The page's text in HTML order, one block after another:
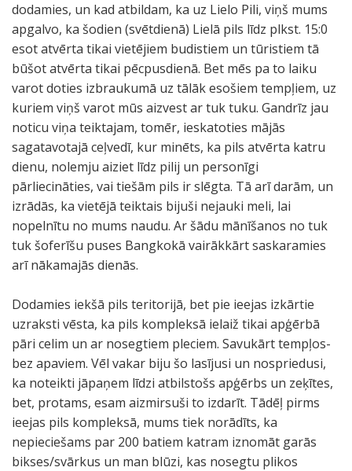
dodamies, un kad atbildam, ka uz Lielo Pili, viņš mums
apgalvo, ka šodien (svētdienā) Lielā pils līdz plkst. 15:0
esot atvērta tikai vietējiem budistiem un tūristiem tā
būšot atvērta tikai pēcpusdienā. Bet mēs pa to laiku
varot doties izbraukumā uz tālāk esošiem tempļiem, uz
kuriem viņš varot mūs aizvest ar tuk tuku. Gandrīz jau
noticu viņa teiktajam, tomēr, ieskatoties mājās
sagatavotajā ceļvedī, kur minēts, ka pils atvērta katru
dienu, nolemju aiziet līdz pilij un personīgi
pārliecināties, vai tiešām pils ir slēgta. Tā arī darām, un
izrādās, ka vietējā teiktais bijuši nejauki meli, lai
nopelnītu no mums naudu. Ar šādu mānīšanos no tuk
tuk šoferīšu puses Bangkokā vairākkārt saskaramies
arī nākamajās dienās.
Dodamies iekšā pils teritorijā, bet pie ieejas izkārtie
uzraksti vēsta, ka pils kompleksā ielaiž tikai apģērbā
pāri celim un ar nosegtiem pleciem. Savukārt tempļos-
bez apaviem. Vēl vakar biju šo lasījusi un nospriedusi,
ka noteikti jāpaņem līdzi atbilstošs apģērbs un zeķītes,
bet, protams, esam aizmirsuši to izdarīt. Tādēļ pirms
ieejas pils kompleksā, mums tiek norādīts, ka
nepieciešams par 200 batiem katram iznomāt garās
bikses/svārkus un man blūzi, kas nosegtu plikos